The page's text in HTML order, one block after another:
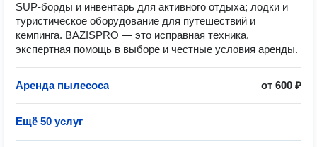
SUP-борды и инвентарь для активного отдыха; лодки и
туристическое оборудование для путешествий и
кемпинга. BAZISPRO — это исправная техника,
экспертная помощь в выборе и честные условия аренды.
Аренда пылесоса от 600 ₽
Ещё 50 услуг